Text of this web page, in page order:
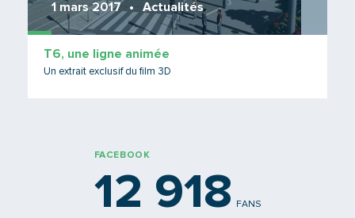
1 mars 2017 Actualités
T6, une ligne animée
Un extrait exclusif du film 3D
FACEBOOK
12 918 FANS